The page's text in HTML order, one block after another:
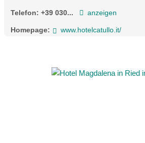
Telefon: +39 030... anzeigen
Homepage: www.hotelcatullo.it/